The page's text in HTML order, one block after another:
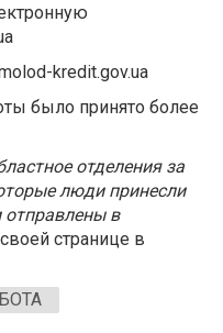
kredit.gov.ua
было принято более
отделения за
люди принесли
в
странице в